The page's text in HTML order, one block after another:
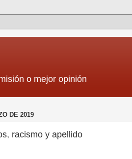
o mejor opinión
DE 2019
racismo y apellido